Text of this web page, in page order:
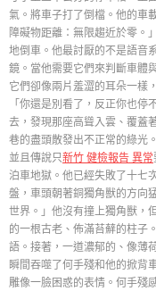
氣。將車子打了倒檔。他的車
障礙物距離：無限趨近於零。
地倒車。他最討厭的不是語音
鏡。當他需要它們來判斷車體
它們卻像兩片羞澀的耳朵一樣
「你還是別看了，反正你也
去，發現那座高聳入雲、覆蓋
巷的盡頭散發出不正常的綠光
並且傳說只新竹 健檢報告 異常
泊車地獄。他已經失敗了十七
盤，車頭朝著銅獨角獸的方向
世界。」他沒有撞上獨角獸，
的一根古老、佈滿苔蘚的柱子
語。接著，一道濃郁的、像薄
瞬間吞噬了何手殘和他的掀背
雕像一臉困惑的表情。何手殘